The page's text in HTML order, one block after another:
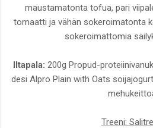
maustamatonta tofua, pari
tomaatti ja vähän sokeroimatonta
sokeroimattomia
Iltapala: 200g Propud-
desi Alpro Plain with Oats
Treeni: